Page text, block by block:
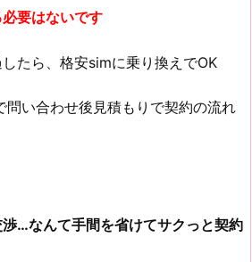
要はないです
たら、格安simに乗り換えでOK
問い合わせ後見積もりで契約の流れ
…なんて手間を省けてサクっと契約